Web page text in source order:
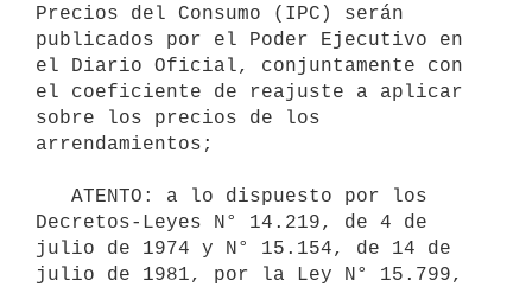
Precios del Consumo (IPC) serán
publicados por el Poder Ejecutivo en
el Diario Oficial, conjuntamente con
el coeficiente de reajuste a aplicar
sobre los precios de los
arrendamientos;
Decretos-Leyes N° 14.219, de 4 de
julio de 1974 y N° 15.154, de 14 de
julio de 1981, por la Ley N° 15.799,